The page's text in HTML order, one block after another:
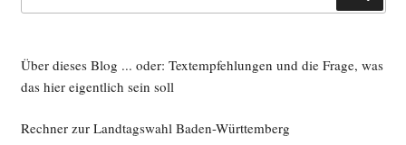
Über dieses Blog ... oder: Textempfehlungen und die Frage, was
das hier eigentlich sein soll
Rechner zur Landtagswahl Baden-Württemberg